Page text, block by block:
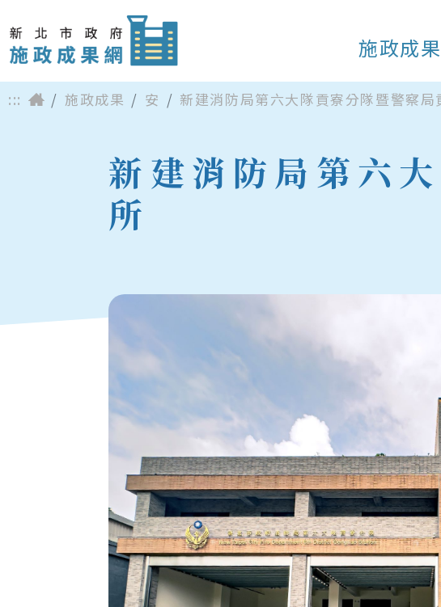
施政成果
::: 施政成果 安 新建消防局第六大隊貢寮分隊暨警察局
新建消防局第六
所